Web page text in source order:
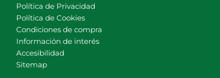
Política de Privacidad
Política de Cookies
Condiciones de compra
Información de interés
Accesibilidad
Sitemap